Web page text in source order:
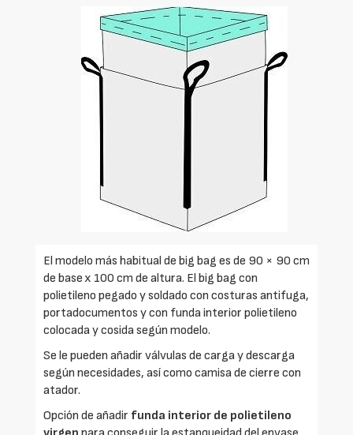
El modelo más habitual de big bag es de 90 × 90 cm
de base x 100 cm de altura. El big bag con
polietileno pegado y soldado con costuras antifuga,
portadocumentos y con funda interior polietileno
colocada y cosida según modelo.
Se le pueden añadir válvulas de carga y descarga
según necesidades, así como camisa de cierre con
atador.
Opción de añadir funda interior de polietileno